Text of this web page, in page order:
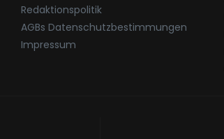
Redaktionspolitik
AGBs Datenschutzbestimmungen
Impressum